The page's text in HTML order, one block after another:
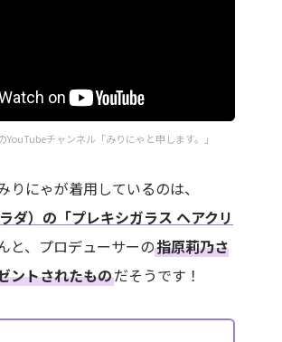
チャンネル「みりにゃと申します。」
りにゃが着用しているのは、
ダ）の「プレキシガラス ヘアクリ
と、プロデューサーの指原莉乃さ
ントされたものだそうです！